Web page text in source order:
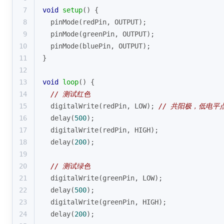
7
void setup()
{
8
pinMode(redPin, OUTPUT);
9
pinMode(greenPin, OUTPUT);
10
pinMode(bluePin, OUTPUT);
11
}
12
13
void loop()
{
14
// 测试红色
15
digitalWrite(redPin, LOW); // 共阳极，低电平
16
delay(500);
17
digitalWrite(redPin, HIGH);
18
delay(200);
19
20
// 测试绿色
21
digitalWrite(greenPin, LOW);
22
delay(500);
23
digitalWrite(greenPin, HIGH);
24
delay(200);